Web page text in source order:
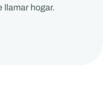
llamar hogar.